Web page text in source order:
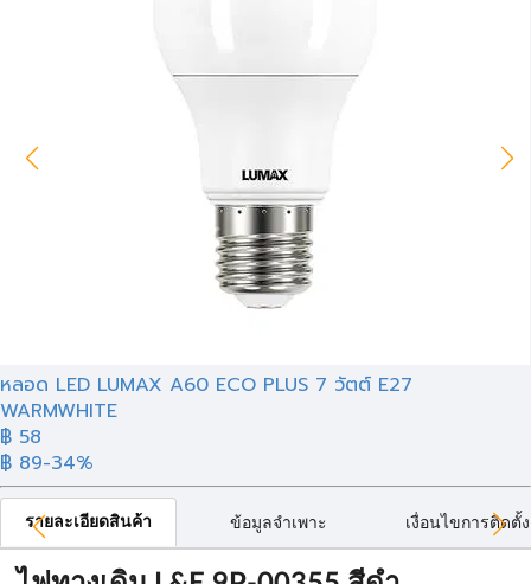
หลอด LED LUMAX A60 ECO PLUS 7 วัตต์ E27
WARMWHITE
฿ 58
฿ 89-34%
รายละเอียดสินค้า ข้อมูลจำเพาะ เงื่อนไขการติดตั้ง